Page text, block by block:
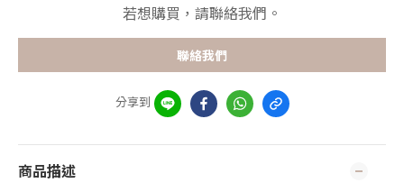
若想購買，請聯絡我們。
聯絡我們
分享到
商品描述